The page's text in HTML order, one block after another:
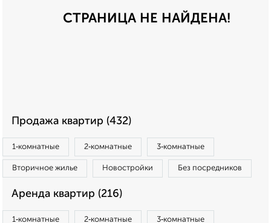
СТРАНИЦА НЕ НАЙДЕНА!
Продажа квартир (432)
1‑комнатные 2‑комнатные 3‑комнатные
Вторичное жилье Новостройки Без посредников
Аренда квартир (216)
1‑комнатные 2‑комнатные 3‑комнатные